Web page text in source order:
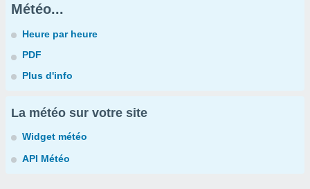
Météo...
Heure par heure
PDF
Plus d'info
La météo sur votre site
Widget météo
API Météo